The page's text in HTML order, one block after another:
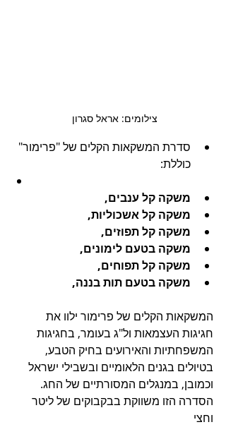
צילומים: אראל סגרון
סדרת המשקאות הקלים של "פרימור"
כוללת:
משקה קל ענבים,
משקה קל אשכוליות,
משקה קל תפוזים,
משקה בטעם לימונים,
משקה קל תפוחים,
משקה בטעם תות בננה,
המשקאות הקלים של פרימור ילוו את
חגיגות העצמאות ול"ג בעומר, בחגיגות
המשפחתיות והאירועים בחיק הטבע,
בטיולים בגנים הלאומיים ובשבילי ישראל
וכמובן, במנגלים המסורתיים של החג.
הסדרה הזו משווקת בבקבוקים של ליטר
וחצי